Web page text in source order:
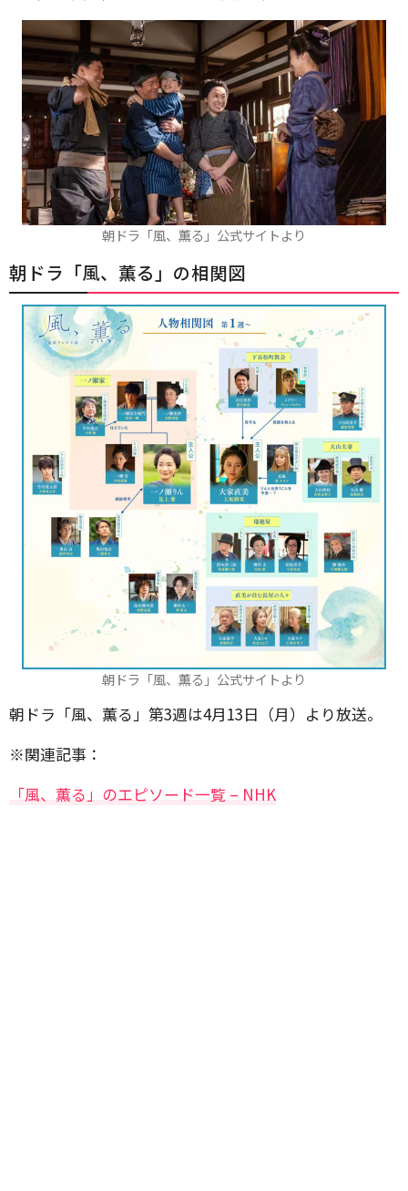
朝ドラ「風、薫る」公式サイトより
朝ドラ「風、薫る」の相関図
朝ドラ「風、薫る」公式サイトより
朝ドラ「風、薫る」第3週は4月13日（月）より放送。
※関連記事：
「風、薫る」のエピソード一覧 – NHK